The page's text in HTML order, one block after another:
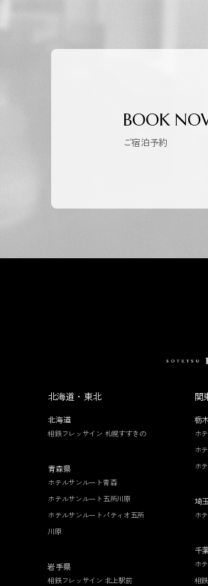
BOOK
ご宿泊予約
北海道・東北
北海道
相鉄フレッサイン 札幌すすきの
青森県
ホテルサンルート青森
ホテルサンルート五所川原
ホテルサンルートパティオ五所
川原
岩手県
相鉄フレッサイン 北上駅前
関
栃
ホ
ホ
ホ
埼
ホ
千
ホ
相